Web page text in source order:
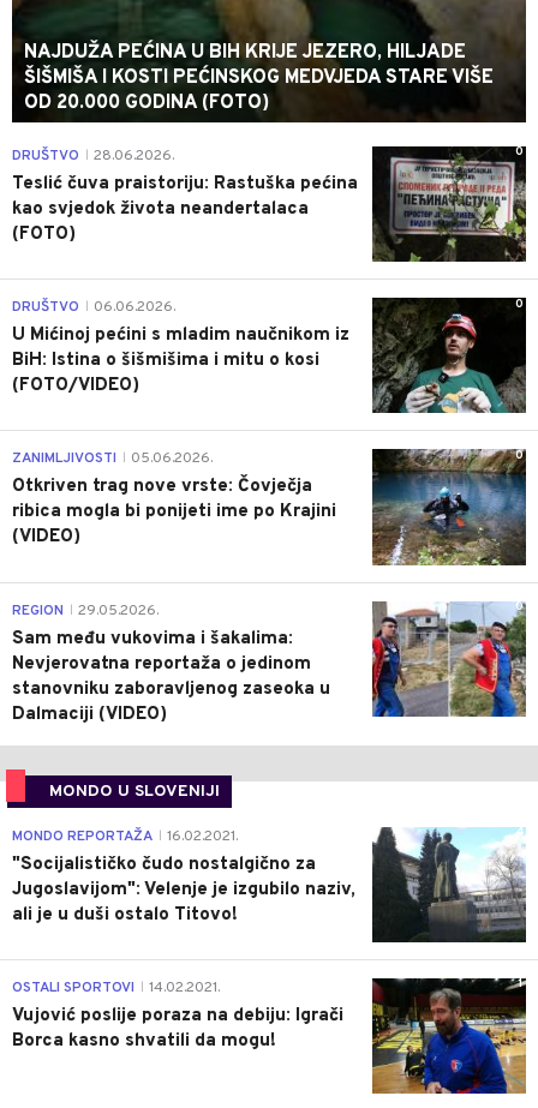
NAJDUŽA PEĆINA U BIH KRIJE JEZERO, HILJADE
ŠIŠMIŠA I KOSTI PEĆINSKOG MEDVJEDA STARE VIŠE
OD 20.000 GODINA (FOTO)
0
DRUŠTVO 28.06.2026.
Teslić čuva praistoriju: Rastuška pećina
kao svjedok života neandertalaca
(FOTO)
0
DRUŠTVO 06.06.2026.
U Mićinoj pećini s mladim naučnikom iz
BiH: Istina o šišmišima i mitu o kosi
(FOTO/VIDEO)
0
ZANIMLJIVOSTI 05.06.2026.
Otkriven trag nove vrste: Čovječja
ribica mogla bi ponijeti ime po Krajini
(VIDEO)
0
REGION 29.05.2026.
Sam među vukovima i šakalima:
Nevjerovatna reportaža o jedinom
stanovniku zaboravljenog zaseoka u
Dalmaciji (VIDEO)
MONDO U SLOVENIJI
4
MONDO REPORTAŽA 16.02.2021.
"Socijalističko čudo nostalgično za
Jugoslavijom": Velenje je izgubilo naziv,
ali je u duši ostalo Titovo!
1
OSTALI SPORTOVI 14.02.2021.
Vujović poslije poraza na debiju: Igrači
Borca kasno shvatili da mogu!